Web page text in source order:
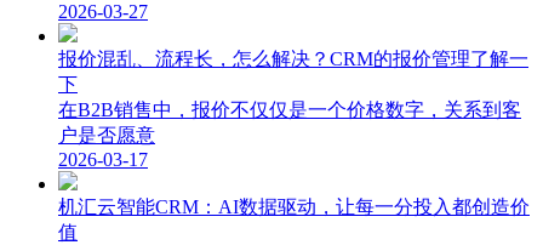
2026-03-27
报价混乱、流程长，怎么解决？CRM的报价管理了解一
下
在B2B销售中，报价不仅仅是一个价格数字，关系到客
户是否愿意
2026-03-17
机汇云智能CRM：AI数据驱动，让每一分投入都创造价
值